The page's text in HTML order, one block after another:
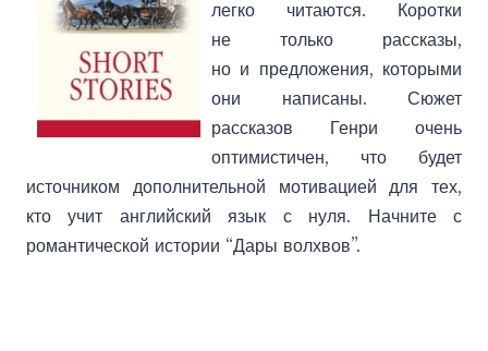
легко читаются. Коротки
не только рассказы,
но и предложения, которыми
они написаны. Сюжет
рассказов Генри очень
оптимистичен, что будет
источником дополнительной мотивацией для тех,
кто учит английский язык с нуля. Начните с
романтической истории “Дары волхвов”.